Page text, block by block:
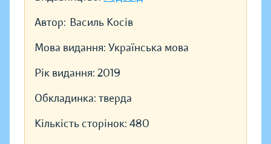
Автор: Василь Косів
Мова видання: Українська мова
Рік видання: 2019
Обкладинка: тверда
Кількість сторінок: 480